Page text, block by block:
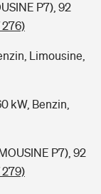
P7), 92
276)
Limousine,
kW, Benzin,
P7), 92
279)